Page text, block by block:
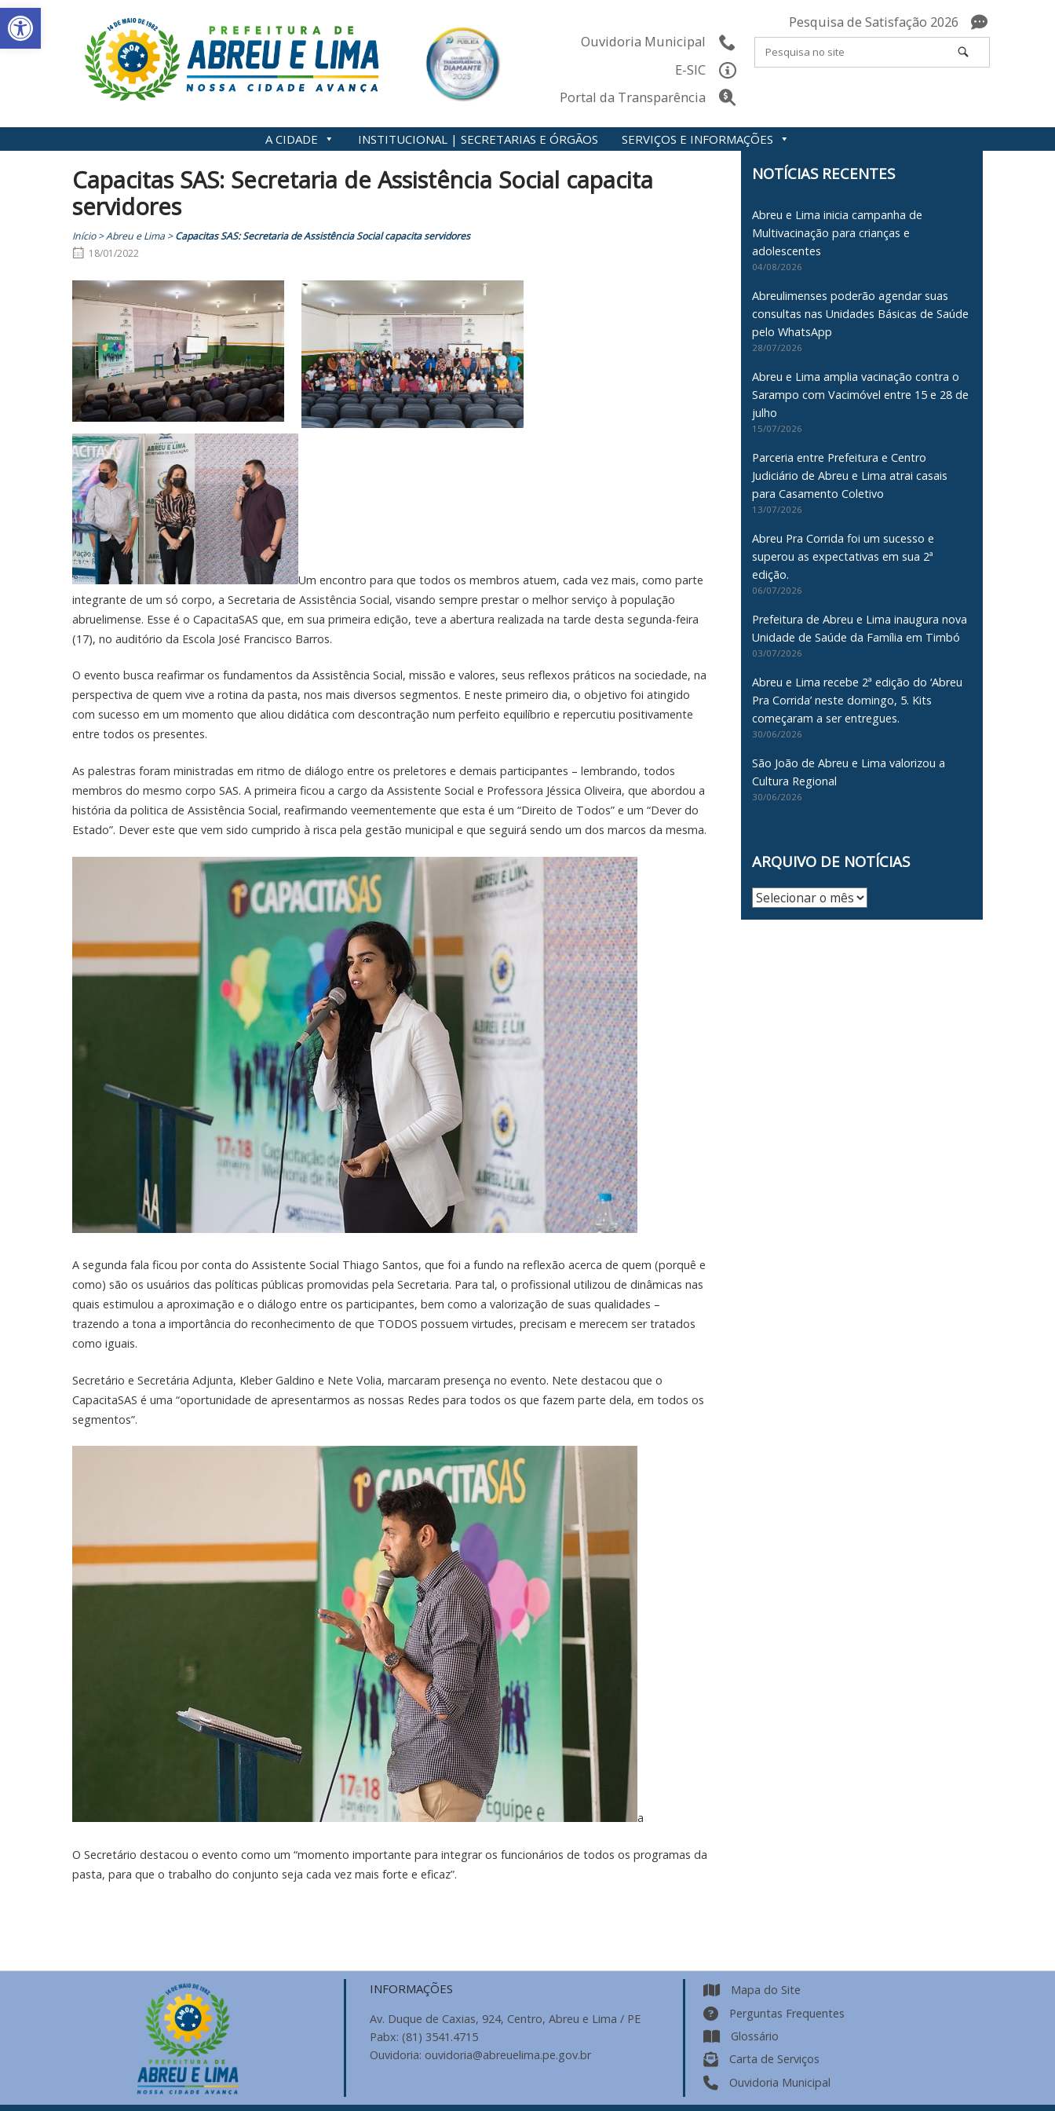
Abrir a barra de ferramentas
Skip
to
content
Ouvidoria Municipal
E-SIC
Portal da Transparência
Pesquisa de Satisfação 2026
A CIDADE INSTITUCIONAL | SECRETARIAS E ÓRGÃOS SERVIÇOS E INFORMAÇÕES
Capacitas SAS: Secretaria de Assistência Social capacita
servidores
Início>Abreu e Lima >Capacitas SAS: Secretaria de Assistência Social capacita servidores
18/01/2022
Um encontro para que todos os membros atuem, cada vez mais, como parte
integrante de um só corpo, a Secretaria de Assistência Social, visando sempre prestar o melhor serviço à população
abruelimense. Esse é o CapacitaSAS que, em sua primeira edição, teve a abertura realizada na tarde desta segunda-feira
(17), no auditório da Escola José Francisco Barros.
O evento busca reafirmar os fundamentos da Assistência Social, missão e valores, seus reflexos práticos na sociedade, na
perspectiva de quem vive a rotina da pasta, nos mais diversos segmentos. E neste primeiro dia, o objetivo foi atingido
com sucesso em um momento que aliou didática com descontração num perfeito equilíbrio e repercutiu positivamente
entre todos os presentes.
As palestras foram ministradas em ritmo de diálogo entre os preletores e demais participantes – lembrando, todos
membros do mesmo corpo SAS. A primeira ficou a cargo da Assistente Social e Professora Jéssica Oliveira, que abordou a
história da politica de Assistência Social, reafirmando veementemente que esta é um “Direito de Todos” e um “Dever do
Estado”. Dever este que vem sido cumprido à risca pela gestão municipal e que seguirá sendo um dos marcos da mesma.
A segunda fala ficou por conta do Assistente Social Thiago Santos, que foi a fundo na reflexão acerca de quem (porquê e
como) são os usuários das políticas públicas promovidas pela Secretaria. Para tal, o profissional utilizou de dinâmicas nas
quais estimulou a aproximação e o diálogo entre os participantes, bem como a valorização de suas qualidades –
trazendo a tona a importância do reconhecimento de que TODOS possuem virtudes, precisam e merecem ser tratados
como iguais.
Secretário e Secretária Adjunta, Kleber Galdino e Nete Volia, marcaram presença no evento. Nete destacou que o
CapacitaSAS é uma “oportunidade de apresentarmos as nossas Redes para todos os que fazem parte dela, em todos os
segmentos”.
a
O Secretário destacou o evento como um “momento importante para integrar os funcionários de todos os programas da
pasta, para que o trabalho do conjunto seja cada vez mais forte e eficaz”.
NOTÍCIAS RECENTES
Abreu e Lima inicia campanha de
Multivacinação para crianças e
adolescentes
04/08/2026
Abreulimenses poderão agendar suas
consultas nas Unidades Básicas de Saúde
pelo WhatsApp
28/07/2026
Abreu e Lima amplia vacinação contra o
Sarampo com Vacimóvel entre 15 e 28 de
julho
15/07/2026
Parceria entre Prefeitura e Centro
Judiciário de Abreu e Lima atrai casais
para Casamento Coletivo
13/07/2026
Abreu Pra Corrida foi um sucesso e
superou as expectativas em sua 2ª
edição.
06/07/2026
Prefeitura de Abreu e Lima inaugura nova
Unidade de Saúde da Família em Timbó
03/07/2026
Abreu e Lima recebe 2ª edição do ‘Abreu
Pra Corrida’ neste domingo, 5. Kits
começaram a ser entregues.
30/06/2026
São João de Abreu e Lima valorizou a
Cultura Regional
30/06/2026
ARQUIVO DE NOTÍCIAS
Arquivo
INFORMAÇÕES
Av. Duque de Caxias, 924, Centro, Abreu e Lima / PE
Pabx: (81) 3541.4715
Ouvidoria: ouvidoria@abreuelima.pe.gov.br
Mapa do Site
Perguntas Frequentes
Glossário
Carta de Serviços
Ouvidoria Municipal